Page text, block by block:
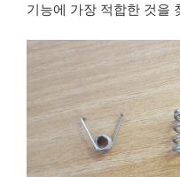
기능에 가장 적합한 것을